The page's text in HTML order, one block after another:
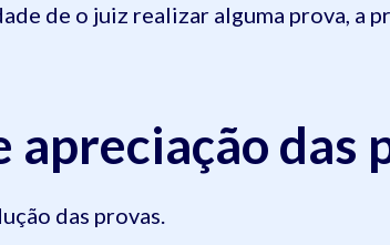
de o juiz realizar alguma prova, a
apreciação das
das provas.